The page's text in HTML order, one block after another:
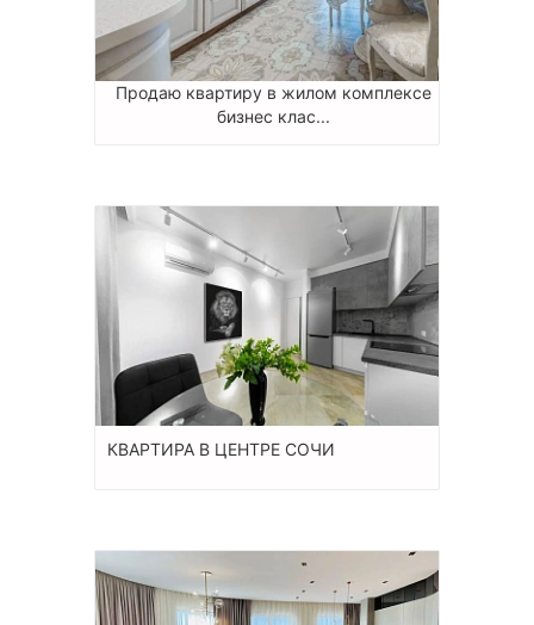
Продаю квартиру в жилом комплексе
бизнес клас...
КВАРТИРА В ЦЕНТРЕ СОЧИ